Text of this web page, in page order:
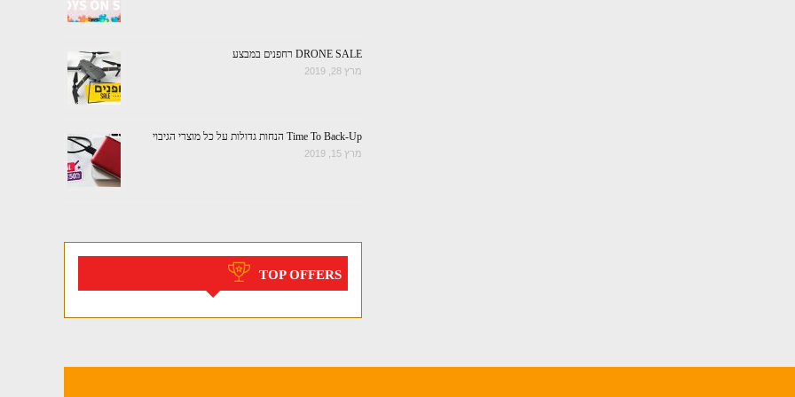
DRONE SALE רחפנים במבצע
מרץ 28, 2019
Time To Back-Up הנחות גדולות על כל מוצרי הגיבוי
מרץ 15, 2019
TOP OFFERS